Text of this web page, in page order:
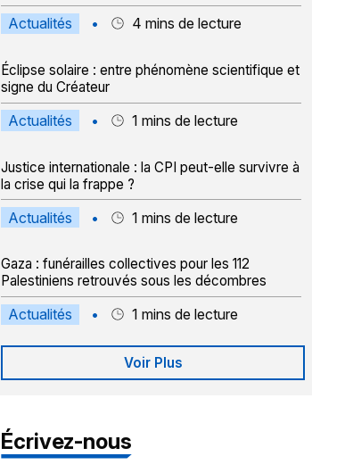
Actualités • 4 mins de lecture
Éclipse solaire : entre phénomène scientifique et
signe du Créateur
Actualités • 1 mins de lecture
Justice internationale : la CPI peut-elle survivre à
la crise qui la frappe ?
Actualités • 1 mins de lecture
Gaza : funérailles collectives pour les 112
Palestiniens retrouvés sous les décombres
Actualités • 1 mins de lecture
Voir Plus
Écrivez-nous